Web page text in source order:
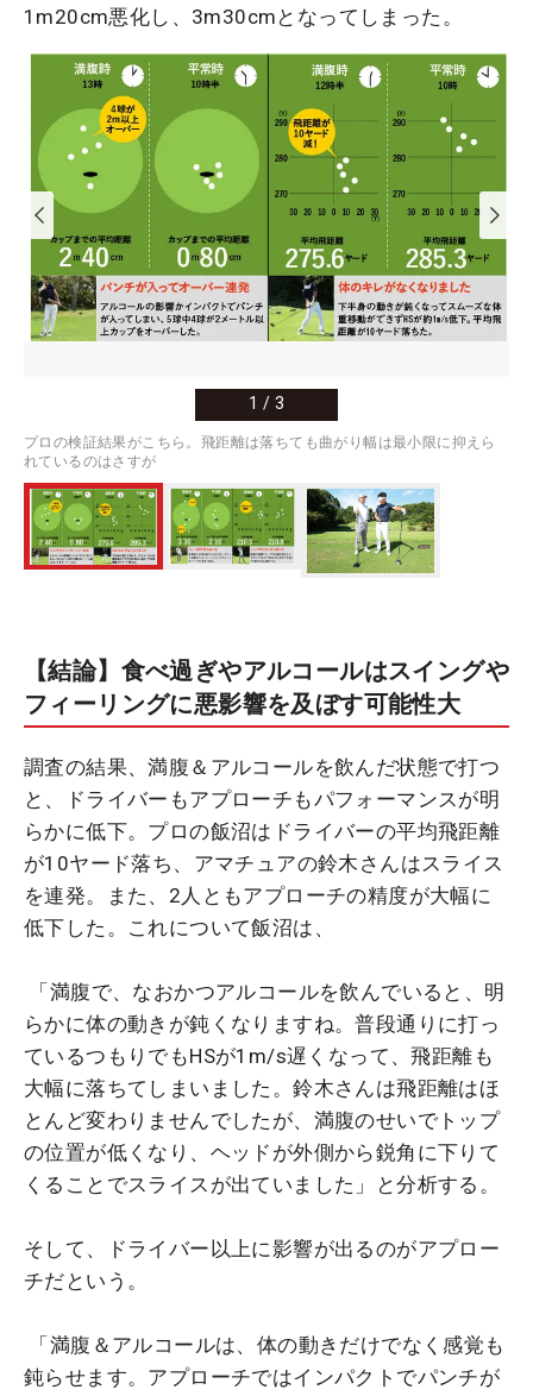
1m20cm悪化し、3m30cmとなってしまった。
1 / 3
プロの検証結果がこちら。飛距離は落ちても曲がり幅は最小限に抑えら
れているのはさすが
【結論】食べ過ぎやアルコールはスイングや
フィーリングに悪影響を及ぼす可能性大
調査の結果、満腹＆アルコールを飲んだ状態で打つ
と、ドライバーもアプローチもパフォーマンスが明
らかに低下。プロの飯沼はドライバーの平均飛距離
が10ヤード落ち、アマチュアの鈴木さんはスライス
を連発。また、2人ともアプローチの精度が大幅に
低下した。これについて飯沼は、
「満腹で、なおかつアルコールを飲んでいると、明
らかに体の動きが鈍くなりますね。普段通りに打っ
ているつもりでもHSが1m/s遅くなって、飛距離も
大幅に落ちてしまいました。鈴木さんは飛距離はほ
とんど変わりませんでしたが、満腹のせいでトップ
の位置が低くなり、ヘッドが外側から鋭角に下りて
くることでスライスが出ていました」と分析する。
そして、ドライバー以上に影響が出るのがアプロー
チだという。
「満腹＆アルコールは、体の動きだけでなく感覚も
鈍らせます。アプローチではインパクトでパンチが